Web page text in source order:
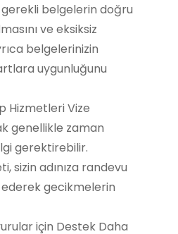
gerekli belgelerin doğru
ve eksiksiz
belgelerinizin
uygunluğunu
Hizmetleri Vize
genellikle zaman
gerektirebilir.
sizin adınıza randevu
gecikmelerin
için Destek Daha